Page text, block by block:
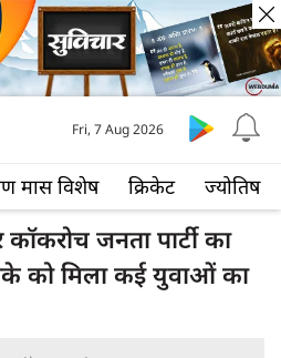
मास विशेष क्रिकेट ज्योतिष
Fri, 7 Aug 2026
जनता पार्टी का
को मिला कई युवाओं का